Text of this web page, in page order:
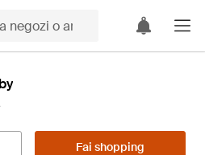
Fai shopping